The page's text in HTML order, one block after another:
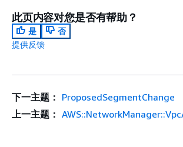
此页内容对您是否有帮助？
是
否
提供反馈
下一主题： ProposedSegmentChange
上一主题：